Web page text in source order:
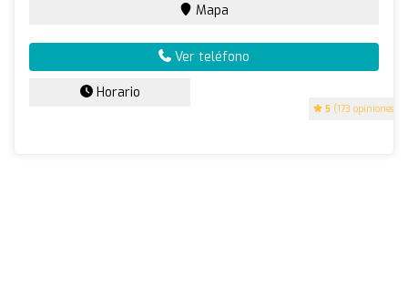
5 (173 opiniones)
Mapa
Ver teléfono
Horario